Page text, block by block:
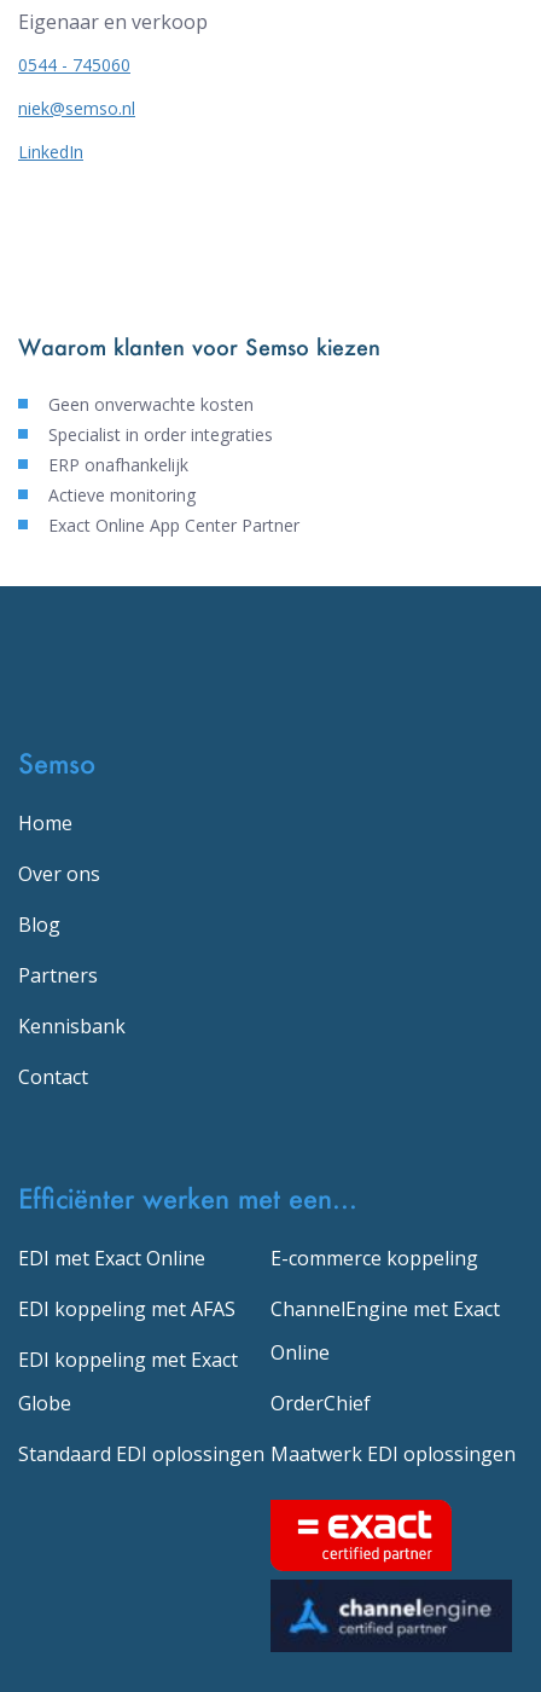
Eigenaar en verkoop
0544 - 745060
niek@semso.nl
LinkedIn
Waarom klanten voor Semso kiezen
Geen onverwachte kosten
Specialist in order integraties
ERP onafhankelijk
Actieve monitoring
Exact Online App Center Partner
Semso
Home
Over ons
Blog
Partners
Kennisbank
Contact
Efficiënter werken met een...
EDI met Exact Online
EDI koppeling met AFAS
EDI koppeling met Exact
Globe
Standaard EDI oplossingen
E-commerce koppeling
ChannelEngine met Exact
Online
OrderChief
Maatwerk EDI oplossingen